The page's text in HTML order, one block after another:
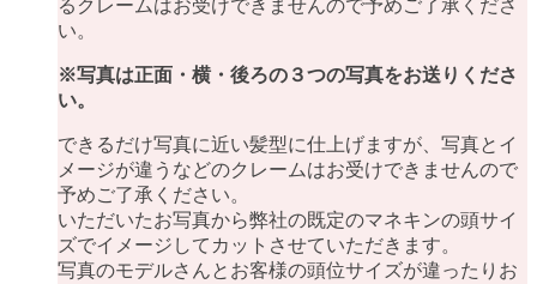
るクレームはお受けできませんので予めご了承くださ
い。
※写真は正面・横・後ろの３つの写真をお送りくださ
い。
できるだけ写真に近い髪型に仕上げますが、写真とイ
メージが違うなどのクレームはお受けできませんので
予めご了承ください。
いただいたお写真から弊社の既定のマネキンの頭サイ
ズでイメージしてカットさせていただきます。
写真のモデルさんとお客様の頭位サイズが違ったりお